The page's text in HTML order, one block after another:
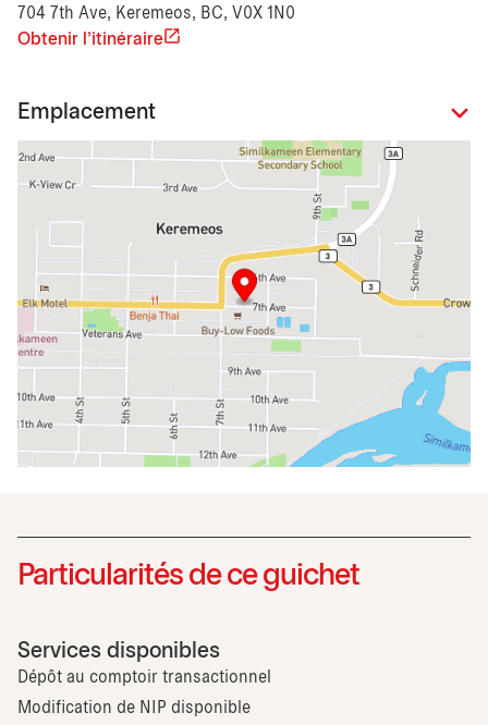
704 7th Ave, Keremeos, BC, V0X 1N0
Obtenir l'itinéraire
Emplacement
Particularités de ce guichet
Services disponibles
Dépôt au comptoir transactionnel
Modification de NIP disponible